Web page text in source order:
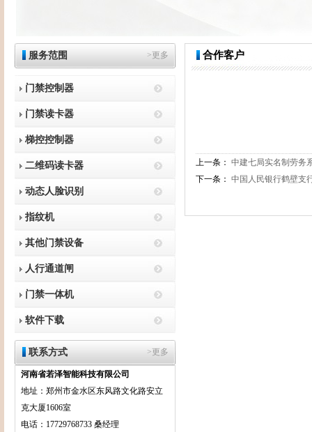
服务范围 >更多
门禁控制器
门禁读卡器
梯控控制器
二维码读卡器
动态人脸识别
指纹机
其他门禁设备
人行通道闸
门禁一体机
软件下载
联系方式 >更多
河南省若泽智能科技有限公司
地址：郑州市金水区东风路文化路安立
克大厦1606室
电话：17729768733 桑经理
合作客户
上一条： 中建七局实名制劳务
下一条： 中国人民银行鹤壁支